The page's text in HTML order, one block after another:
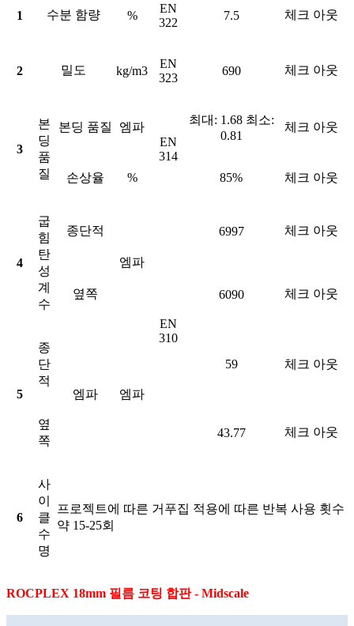
1 수분 함량 %
EN
322
7.5 체크 아웃
2 밀도 kg/m3
EN
323
690 체크 아웃
3
본
딩
품
질
본딩 품질
엠파
EN
314
최대: 1.68 최소:
0.81
체크 아웃
손상율 % 85% 체크 아웃
4
굽
힘
탄
성
계
수
종단적
엠파
EN
310
6997 체크 아웃
옆쪽 6090 체크 아웃
5
종
단
적
엠파
엠파
59 체크 아웃
옆
쪽
43.77 체크 아웃
6
사
이
클
수
명
프로젝트에 따른 거푸집 적용에 따른 반복 사용 횟수
약 15-25회
ROCPLEX 18mm 필름 코팅 합판 - Midscale